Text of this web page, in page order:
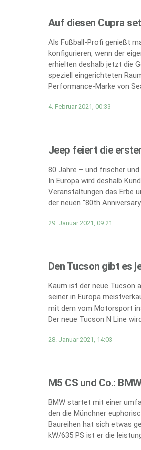
Auf diesen Cupra
Als Fußball-Profi genießt
konfigurieren, wenn der
erhielten deshalb jetzt die
speziell eingerichteten
Performance-Marke von
4. Februar 2021, 00:33
Jeep feiert die
80 Jahre – und frischer
In Europa wird deshalb
Veranstaltungen das Erbe
der neuen "80th
29. Januar 2021, 09:21
Den Tucson gibt es
Kaum ist der neue Tucson
seiner in Europa
mit dem vom Motorsport
Der neue Tucson N Line
28. Januar 2021, 14:03
M5 CS und Co.:
BMW startet mit einer
den die Münchner
Baureihen hat sich etwas
kW/635 PS ist er die